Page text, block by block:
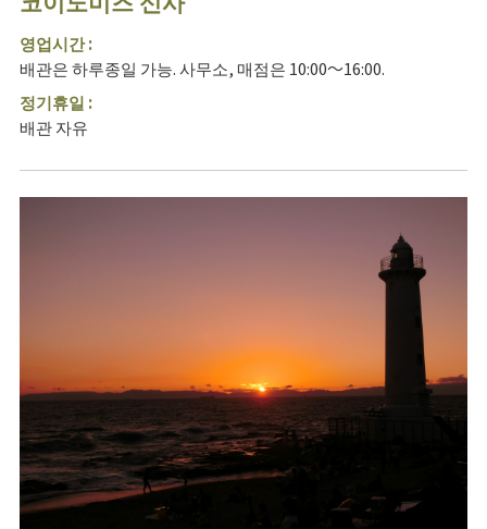
영업시간 :
배관은 하루종일 가능. 사무소, 매점은 10:00～16:00.
정기휴일 :
배관 자유